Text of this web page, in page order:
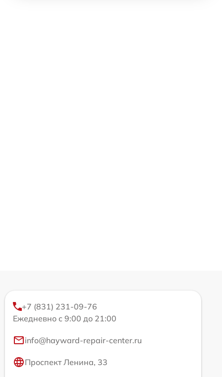
+7 (831) 231-09-76
Ежедневно с 9:00 до 21:00
info@hayward-repair-center.ru
Проспект Ленина, 33